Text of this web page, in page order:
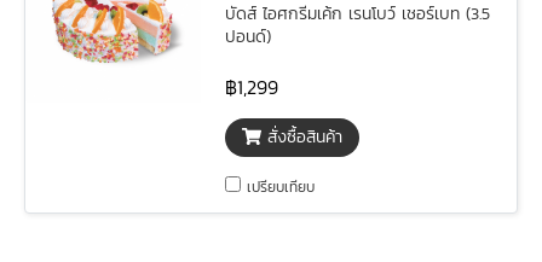
บัดส์ ไอศกรีมเค้ก เรนโบว์ เชอร์เบท (3.5
ปอนด์)
฿1,299
สั่งซื้อสินค้า
เปรียบเทียบ